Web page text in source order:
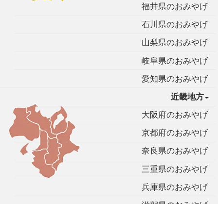
福井県のおみやげ
石川県のおみやげ
山梨県のおみやげ
岐阜県のおみやげ
愛知県のおみやげ
近畿地方
大阪府のおみやげ
京都府のおみやげ
奈良県のおみやげ
三重県のおみやげ
兵庫県のおみやげ